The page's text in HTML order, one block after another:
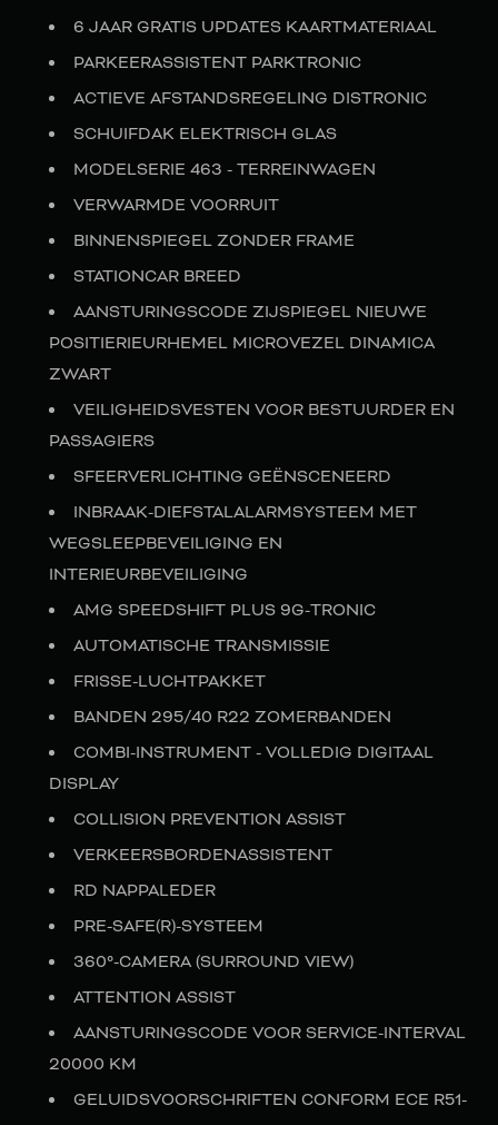
6 JAAR GRATIS UPDATES KAARTMATERIAAL
PARKEERASSISTENT PARKTRONIC
ACTIEVE AFSTANDSREGELING DISTRONIC
SCHUIFDAK ELEKTRISCH GLAS
MODELSERIE 463 - TERREINWAGEN
VERWARMDE VOORRUIT
BINNENSPIEGEL ZONDER FRAME
STATIONCAR BREED
AANSTURINGSCODE ZIJSPIEGEL NIEUWE
POSITIERIEURHEMEL MICROVEZEL DINAMICA
ZWART
VEILIGHEIDSVESTEN VOOR BESTUURDER EN
PASSAGIERS
SFEERVERLICHTING GEËNSCENEERD
INBRAAK-DIEFSTALALARMSYSTEEM MET
WEGSLEEPBEVEILIGING EN
INTERIEURBEVEILIGING
AMG SPEEDSHIFT PLUS 9G-TRONIC
AUTOMATISCHE TRANSMISSIE
FRISSE-LUCHTPAKKET
BANDEN 295/40 R22 ZOMERBANDEN
COMBI-INSTRUMENT - VOLLEDIG DIGITAAL
DISPLAY
COLLISION PREVENTION ASSIST
VERKEERSBORDENASSISTENT
RD NAPPALEDER
PRE-SAFE(R)-SYSTEEM
360°-CAMERA (SURROUND VIEW)
ATTENTION ASSIST
AANSTURINGSCODE VOOR SERVICE-INTERVAL
20000 KM
GELUIDSVOORSCHRIFTEN CONFORM ECE R51-